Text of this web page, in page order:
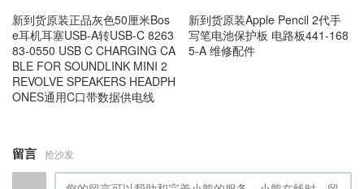
新到货原装正品灰色50厘米Bos
e耳机耳塞USB-A转USB-C 8263
83-0550 USB C CHARGING CA
BLE FOR SOUNDLINK MINI 2
REVOLVE SPEAKERS HEADPH
ONES通用C口带数据供电线
新到货原装Apple Pencil 2代手
写笔电池保护板 电路板441-168
5-A 维修配件
留言 抢沙发